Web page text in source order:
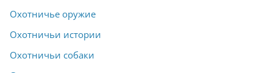
Охотничье оружие
Охотничьи истории
Охотничьи собаки